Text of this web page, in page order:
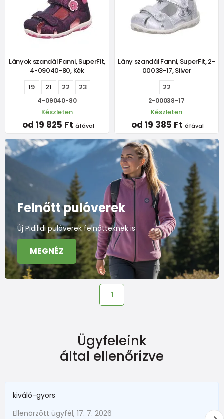
Lányok szandál Fanni, SuperFit,
4-09040-80, Kék
19
21 22 23
4-09040-80
Készleten
od 19 825 Ft áfával
Lány szandál Fanni, SuperFit, 2-
00038-17, Silver
22
2-00038-17
Készleten
od 19 385 Ft áfával
Felnőtt pulóverek
Új Pidilidi pulóverek felnőtteknek is
MEGNÉZ
1
Ügyfeleink
által ellenőrizve
kiváló-gyors
Ellenõrzött ügyfél, 17. 7. 2026